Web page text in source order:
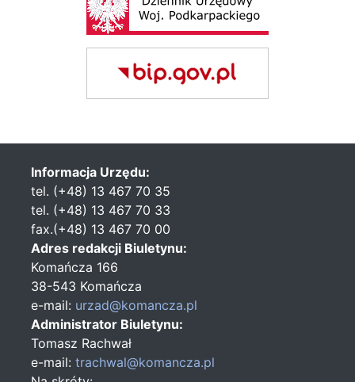
Informacja Urzędu:
tel. (+48) 13 467 70 35
tel. (+48) 13 467 70 33
fax.(+48) 13 467 70 00
Adres redakcji Biuletynu:
Komańcza 166
38-543 Komańcza
e-mail: urzad@komancza.pl
Administrator Biuletynu:
Tomasz Rachwał
e-mail: trachwal@komancza.pl